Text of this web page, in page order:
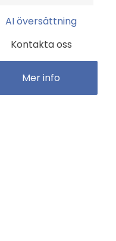
AI översättning
Kontakta oss
Mer info